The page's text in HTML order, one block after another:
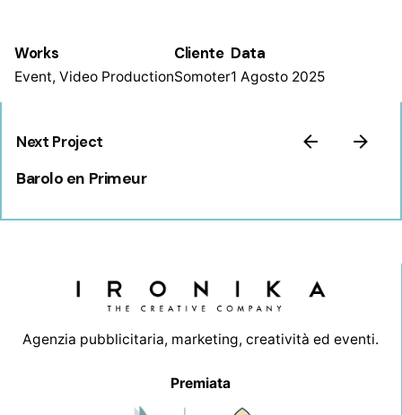
Works
Event, Video Production
Cliente
Somoter
Data
1 Agosto 2025
Next Project
Barolo en Primeur
Agenzia pubblicitaria, marketing, creatività ed eventi.
Premiata